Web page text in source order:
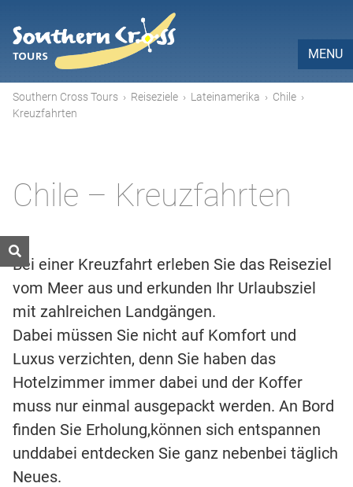
MENU
Southern Cross Tours › Reiseziele › Lateinamerika › Chile ›
Kreuzfahrten
Chile – Kreuzfahrten
Bei einer Kreuzfahrt erleben Sie das Reiseziel
vom Meer aus und erkunden Ihr Urlaubsziel
mit zahlreichen Landgängen.
Dabei müssen Sie nicht auf Komfort und
Luxus verzichten, denn Sie haben das
Hotelzimmer immer dabei und der Koffer
muss nur einmal ausgepackt werden. An Bord
finden Sie Erholung,können sich entspannen
unddabei entdecken Sie ganz nebenbei täglich
Neues.